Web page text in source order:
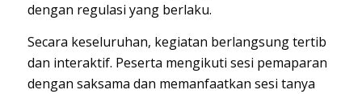
dengan regulasi yang berlaku.
Secara keseluruhan, kegiatan berlangsung tertib
dan interaktif. Peserta mengikuti sesi pemaparan
dengan saksama dan memanfaatkan sesi tanya